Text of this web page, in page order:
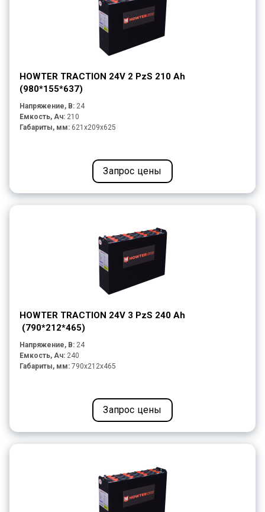
HOWTER TRACTION 24V 2 PzS 210 Ah
(980*155*637)
Напряжение, В: 24
Емкость, Ач: 210
Габариты, мм: 621x209x625
Запрос цены
HOWTER TRACTION 24V 3 PzS 240 Ah
(790*212*465)
Напряжение, В: 24
Емкость, Ач: 240
Габариты, мм: 790x212x465
Запрос цены